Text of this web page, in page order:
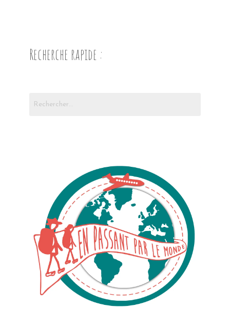
Recherche rapide :